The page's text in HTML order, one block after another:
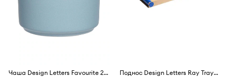
Чаша Design Letters Favourite 250 ml Поднос Design Letters Ray Tray Large